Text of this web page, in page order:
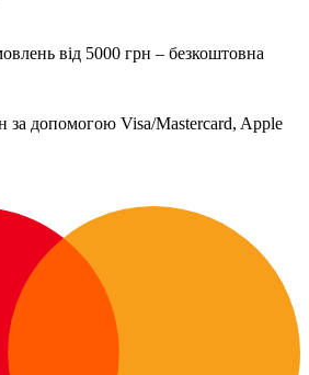
від 5000 грн – безкоштовна
за допомогою Visa/Mastercard, Apple